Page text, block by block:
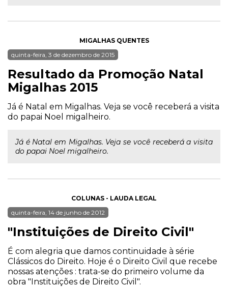
MIGALHAS QUENTES
quinta-feira, 3 de dezembro de 2015
Resultado da Promoção Natal
Migalhas 2015
Já é Natal em Migalhas. Veja se você receberá a visita
do papai Noel migalheiro.
Já é Natal em Migalhas. Veja se você receberá a visita
do papai Noel migalheiro.
COLUNAS - LAUDA LEGAL
quinta-feira, 14 de junho de 2012
"Instituições de Direito Civil"
É com alegria que damos continuidade à série
Clássicos do Direito. Hoje é o Direito Civil que recebe
nossas atenções : trata-se do primeiro volume da
obra "Instituições de Direito Civil".